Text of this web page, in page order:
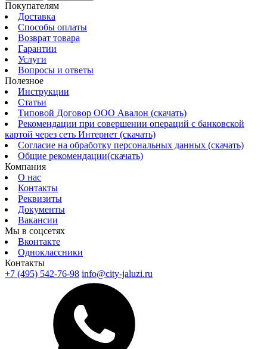
Покупателям
Доставка
Способы оплаты
Возврат товара
Гарантии
Услуги
Вопросы и ответы
Полезное
Инструкции
Статьи
Типовой Договор ООО Авалон (скачать)
Рекомендации при совершении операций с банковской
картой через сеть Интернет (скачать)
Согласие на обработку персональных данных (скачать)
Общие рекомендации(скачать)
Компания
О нас
Контакты
Реквизиты
Документы
Вакансии
Мы в соцсетях
Вконтакте
Одноклассники
Контакты
+7 (495) 542-76-98 info@city-jaluzi.ru